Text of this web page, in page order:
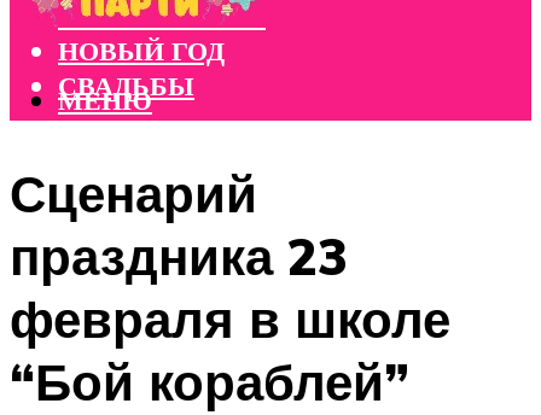
КОРПОРАТИВЫ
НОВЫЙ ГОД
СВАДЬБЫ
МЕНЮ
Сценарий
праздника 23
февраля в школе
“Бой кораблей”